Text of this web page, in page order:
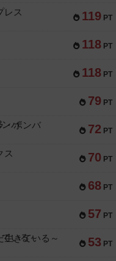
119 PT
レス
118 PT
118 PT
79 PT
72 PT
・ボンバ
70 PT
ス
68 PT
57 PT
53 PT
きている～